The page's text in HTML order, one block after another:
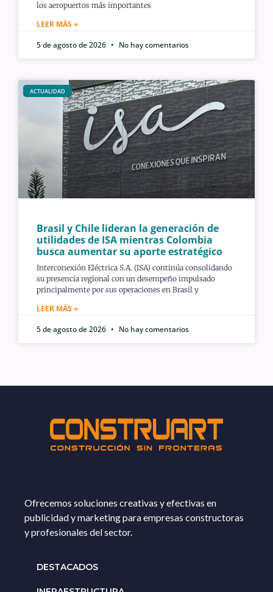
los aeropuertos más importantes
LEER MÁS »
5 de agosto de 2026
No hay comentarios
ACTUALIDAD
Brasil y Chile lideran la generación de
utilidades de ISA mientras Colombia
busca aumentar su aporte estratégico
Interconexión Eléctrica S.A. (ISA) continúa consolidando
su presencia regional con un desempeño impulsado
principalmente por sus operaciones en Brasil y
LEER MÁS »
5 de agosto de 2026
No hay comentarios
Ofrecemos soluciones creativas y efectivas en
publicidad y marketing para empresas constructoras
y profesionales del sector.
DESTACADOS